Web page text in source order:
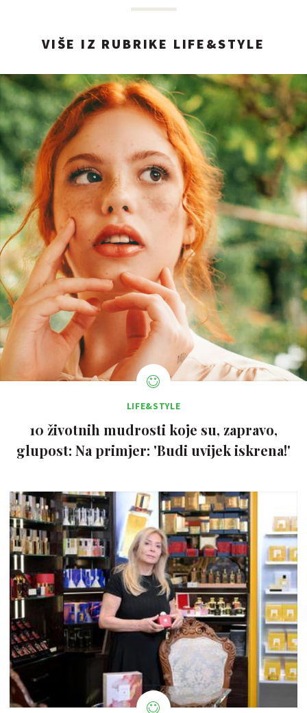
VIŠE IZ RUBRIKE LIFE&STYLE
LIFE&STYLE
10 životnih mudrosti koje su, zapravo,
glupost: Na primjer: 'Budi uvijek iskrena!'